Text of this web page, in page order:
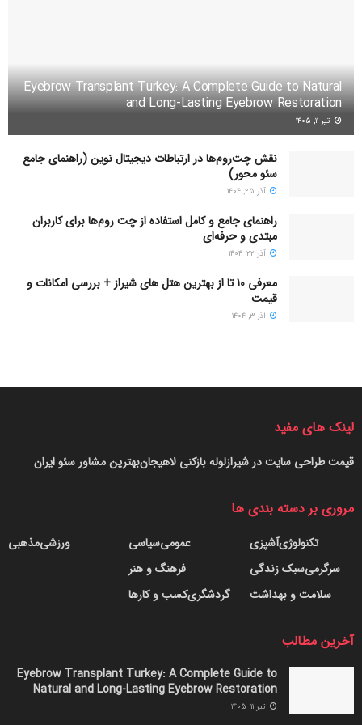
Eyebrow Transplant Turkey: A Complete Guide to Natural
and Long-Lasting Eyebrow Restoration
تیر ۱۱, ۱۴۰۵
نقش چت‌روم‌ها در ارتباطات دیجیتال نوین (راهنمای جامع
سئو محور)
آذر ۲۵, ۱۴۰۴
راهنمای جامع و کامل استفاده از چت روم‌ها برای کاربران
مبتدی و حرفه‌ای
آذر ۲۲, ۱۴۰۴
معرفی 10 تا از بهترین هتل های شیراز + بررسی امکانات و
قیمت
آذر ۳, ۱۴۰۴
لینک های مفید
بهترین مشاور سئو ایرانلوله بازکنی لاهیجانقیمت طراحی سایت در شیراز
مروری بر دسته بندی ها
آشپزیتکنولوژی
سبک زندگیسرگرمی
سلامت و بهداشت
سیاسیعمومی
فرهنگ و هنر
کسب و کارهاگردشگری
مذهبیورزشی
آخرین مطالب
Eyebrow Transplant Turkey: A Complete Guide to
Natural and Long-Lasting Eyebrow Restoration
تیر ۱۱, ۱۴۰۵